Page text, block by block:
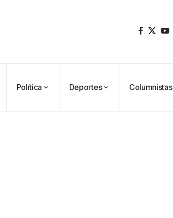
Política Deportes Columnistas